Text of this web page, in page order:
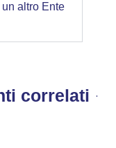
altro Ente
correlati